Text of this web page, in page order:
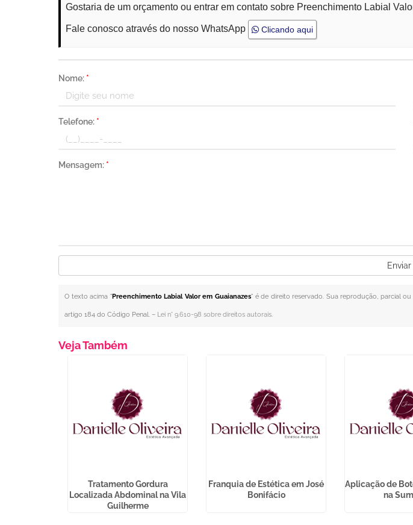
Gostaria de um orçamento ou entrar em contato sobre Preenchimento Labial
Fale conosco através do nosso WhatsApp Clicando aqui
Nome: *
Telefone: *
Mensagem: *
Enviar
O texto acima "Preenchimento Labial Valor em Guaianazes" é de direito reservado. Sua reprodução, parcial
artigo 184 do Código Penal. – Lei n° 9.610-98 sobre direitos autorais.
Veja Também
Tratamento Gordura
Localizada Abdominal na Vila
Guilherme
Franquia de Estética em José
Bonifácio
Aplicação de
na